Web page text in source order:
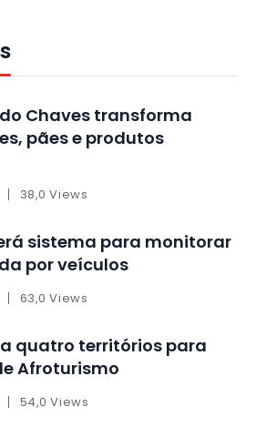
Chaves transforma
pães e produtos
38,0 Views
sistema para monitorar
por veículos
63,0 Views
quatro territórios para
Afroturismo
54,0 Views